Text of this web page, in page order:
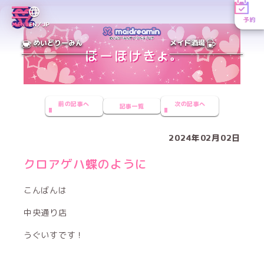
MENUEN／JP
予約
めいどりーみん メイド酒場
前の記事へ 記事一覧 次の記事へ
2024年02月02日
クロアゲハ蝶のように
こんばんは
中央通り店
うぐいすです！